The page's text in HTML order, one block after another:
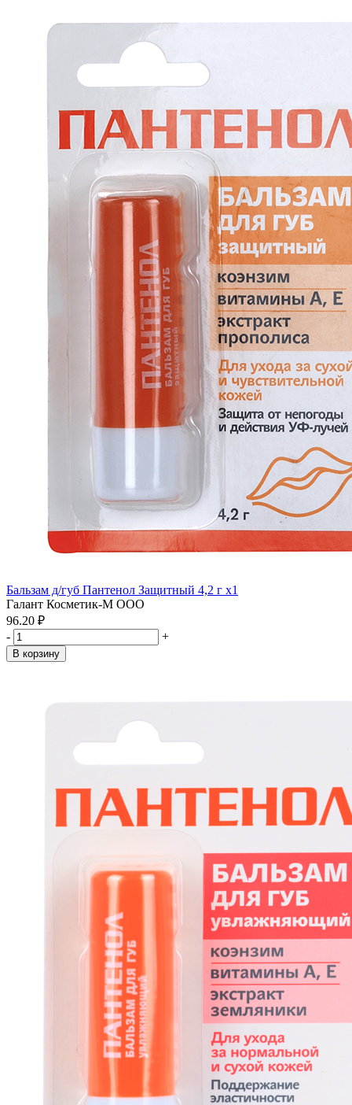
Бальзам д/губ Пантенол Защитный 4,2 г x1
Галант Косметик-М ООО
96.20 ₽
-
+
В корзину